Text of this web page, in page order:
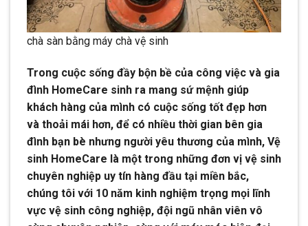
chà sàn bằng máy chà vệ sinh
Trong cuộc sống đầy bộn bề của công việc và gia
đình HomeCare sinh ra mang sứ mệnh giúp
khách hàng của mình có cuộc sống tốt đẹp hơn
và thoải mái hơn, để có nhiều thời gian bên gia
đình bạn bè nhưng người yêu thương của mình, Vệ
sinh HomeCare là một trong những đơn vị vệ sinh
chuyên nghiệp uy tín hàng đầu tại miền bắc,
chúng tôi với 10 năm kinh nghiệm trọng mọi lĩnh
vực vệ sinh công nghiệp, đội ngũ nhân viên vô